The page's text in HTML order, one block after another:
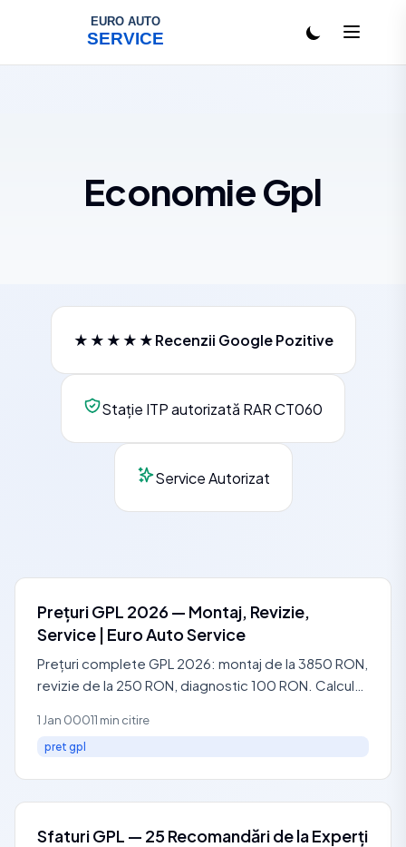
Economie Gpl
★★★★★Recenzii Google Pozitive
Stație ITP autorizată RAR CT060
Service Autorizat
Prețuri GPL 2026 — Montaj, Revizie,
Service | Euro Auto Service
Prețuri complete GPL 2026: montaj de la 3850 RON,
revizie de la 250 RON, diagnostic 100 RON. Calcul
1 Jan 00011 min citire
pret gpl
Sfaturi GPL — 25 Recomandări de la Experți